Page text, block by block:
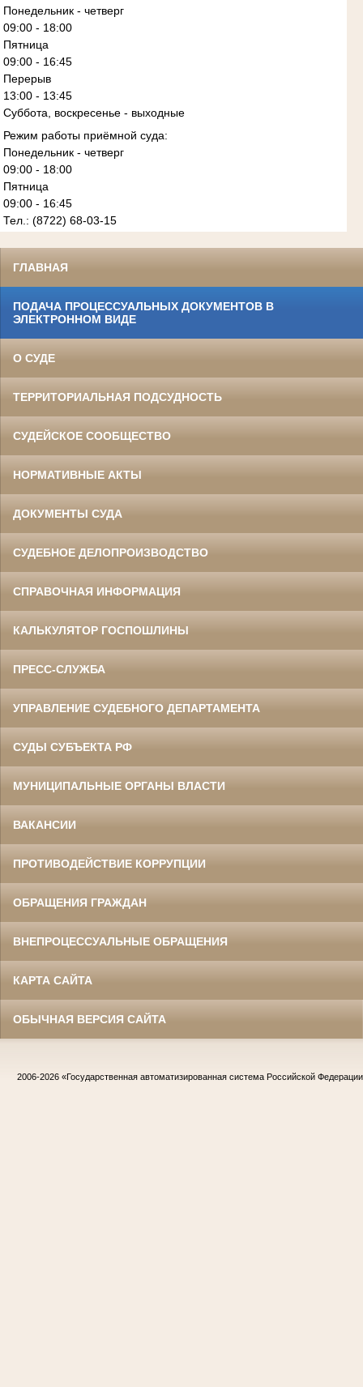
Понедельник - четверг
09:00 - 18:00
Пятница
09:00 - 16:45
Перерыв
13:00 - 13:45
Суббота, воскресенье - выходные
Режим работы приёмной суда:
Понедельник - четверг
09:00 - 18:00
Пятница
09:00 - 16:45
Тел.: (8722) 68-03-15
ГЛАВНАЯ
ПОДАЧА ПРОЦЕССУАЛЬНЫХ ДОКУМЕНТОВ В
ЭЛЕКТРОННОМ ВИДЕ
О СУДЕ
ТЕРРИТОРИАЛЬНАЯ ПОДСУДНОСТЬ
СУДЕЙСКОЕ СООБЩЕСТВО
НОРМАТИВНЫЕ АКТЫ
ДОКУМЕНТЫ СУДА
СУДЕБНОЕ ДЕЛОПРОИЗВОДСТВО
СПРАВОЧНАЯ ИНФОРМАЦИЯ
КАЛЬКУЛЯТОР ГОСПОШЛИНЫ
ПРЕСС-СЛУЖБА
УПРАВЛЕНИЕ СУДЕБНОГО ДЕПАРТАМЕНТА
СУДЫ СУБЪЕКТА РФ
МУНИЦИПАЛЬНЫЕ ОРГАНЫ ВЛАСТИ
ВАКАНСИИ
ПРОТИВОДЕЙСТВИЕ КОРРУПЦИИ
ОБРАЩЕНИЯ ГРАЖДАН
ВНЕПРОЦЕССУАЛЬНЫЕ ОБРАЩЕНИЯ
КАРТА САЙТА
ОБЫЧНАЯ ВЕРСИЯ САЙТА
2006-2026 «Государственная автоматизированная система Российской